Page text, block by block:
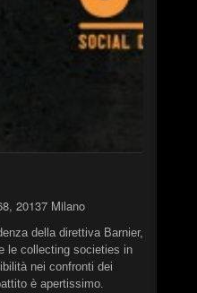
I
20137 Milano
della direttiva Barnier,
le collecting societies in
nei confronti dei
è apertissimo.